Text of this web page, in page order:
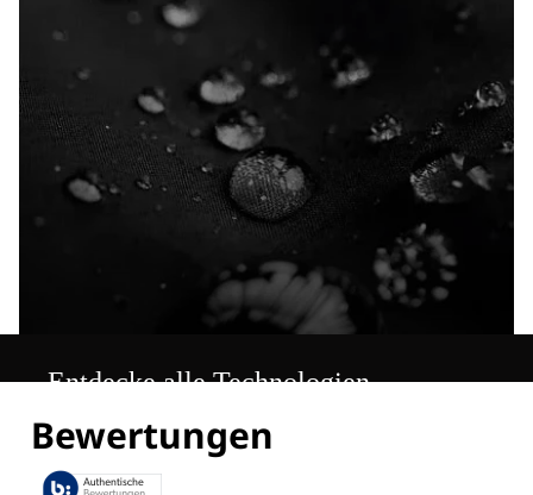
Entdecke alle Technologien